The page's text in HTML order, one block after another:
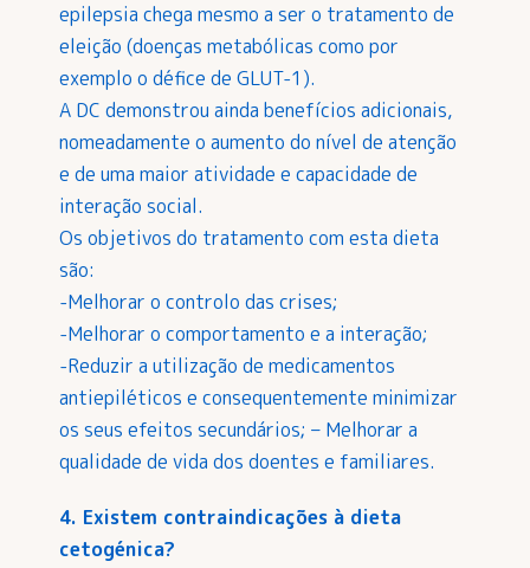
epilepsia chega mesmo a ser o tratamento de
eleição (doenças metabólicas como por
exemplo o défice de GLUT-1).
A DC demonstrou ainda benefícios adicionais,
nomeadamente o aumento do nível de atenção
e de uma maior atividade e capacidade de
interação social.
Os objetivos do tratamento com esta dieta
são:
-Melhorar o controlo das crises;
-Melhorar o comportamento e a interação;
-Reduzir a utilização de medicamentos
antiepiléticos e consequentemente minimizar
os seus efeitos secundários; – Melhorar a
qualidade de vida dos doentes e familiares.
4. Existem contraindicações à dieta
cetogénica?